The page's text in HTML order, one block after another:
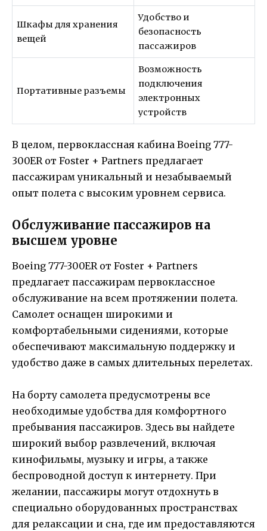
Шкафы для хранения
вещей
Удобство и
безопасность
пассажиров
Портативные разъемы
Возможность
подключения
электронных
устройств
В целом, первоклассная кабина Boeing 777-
300ER от Foster + Partners предлагает
пассажирам уникальный и незабываемый
опыт полета с высоким уровнем сервиса.
Обслуживание пассажиров на
высшем уровне
Boeing 777-300ER от Foster + Partners
предлагает пассажирам первоклассное
обслуживание на всем протяжении полета.
Самолет оснащен широкими и
комфортабельными сидениями, которые
обеспечивают максимальную поддержку и
удобство даже в самых длительных перелетах.
На борту самолета предусмотрены все
необходимые удобства для комфортного
пребывания пассажиров. Здесь вы найдете
широкий выбор развлечений, включая
кинофильмы, музыку и игры, а также
беспроводной доступ к интернету. При
желании, пассажиры могут отдохнуть в
специально оборудованных пространствах
для релаксации и сна, где им предоставляются